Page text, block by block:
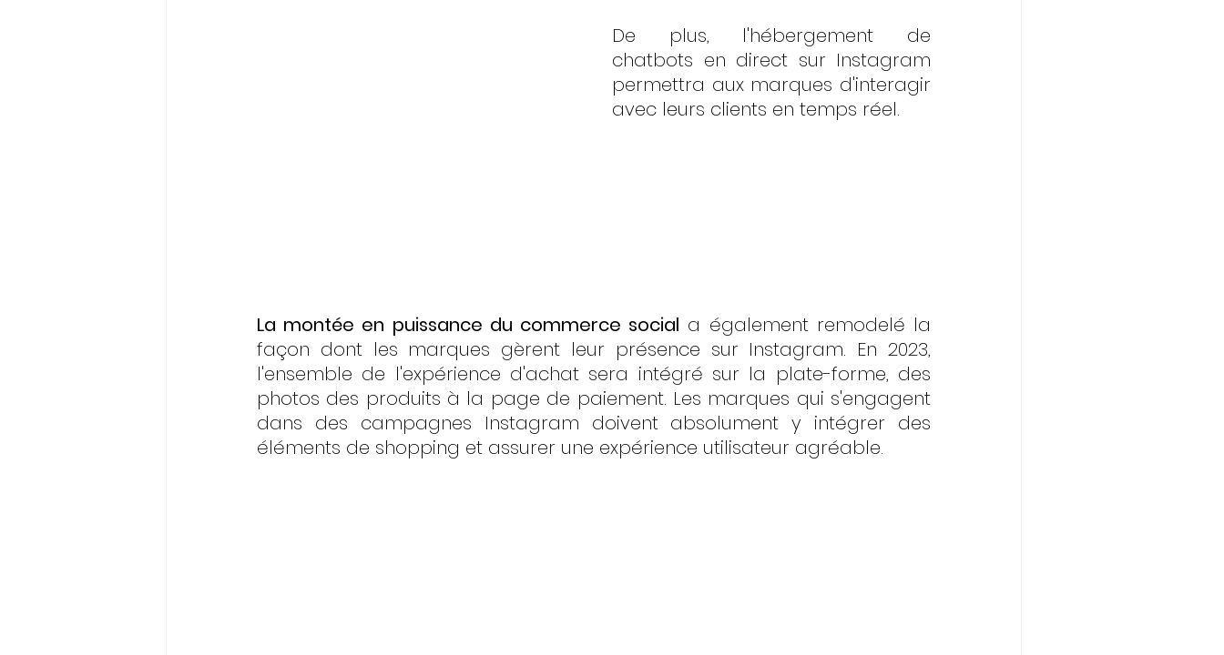
De plus, l'hébergement de
chatbots en direct sur Instagram
permettra aux marques d'interagir
avec leurs clients en temps réel.
La montée en puissance du commerce social a également remodelé la
façon dont les marques gèrent leur présence sur Instagram. En 2023,
l'ensemble de l'expérience d'achat sera intégré sur la plate-forme, des
photos des produits à la page de paiement. Les marques qui s'engagent
dans des campagnes Instagram doivent absolument y intégrer des
éléments de shopping et assurer une expérience utilisateur agréable.